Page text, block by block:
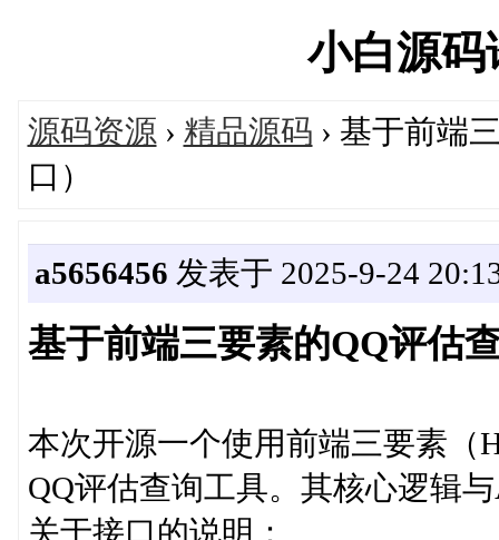
小白源
源码资源 › 精品源码 › 基于前端
口）
a5656456 发表于 2025-9-24
基于前端三要素的QQ评估
本次开源一个使用前端三要素（
QQ评估查询工具。其核心逻辑
关于接口的说明：